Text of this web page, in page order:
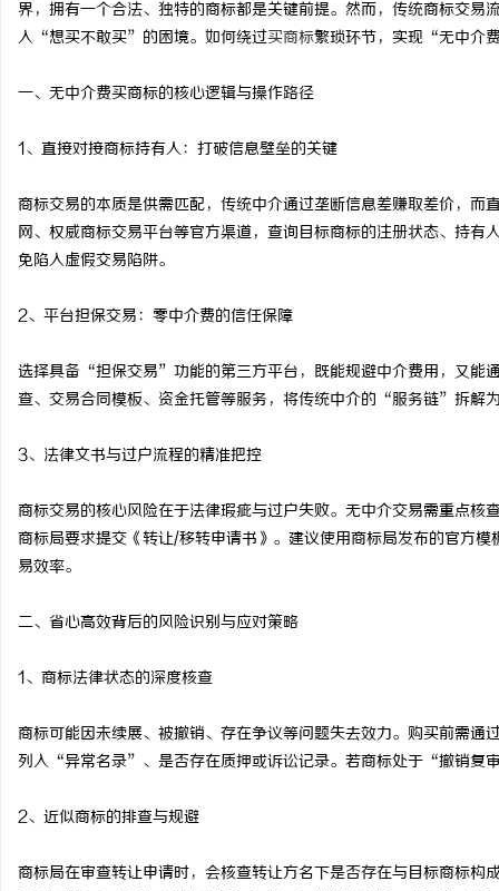
界，拥有一个合法、独特的商标都是关键前提。然而，传统商标交
入“想买不敢买”的困境。如何绕过买商标繁琐环节，实现“无中介
一、无中介费买商标的核心逻辑与操作路径
1、直接对接商标持有人：打破信息壁垒的关键
商标交易的本质是供需匹配，传统中介通过垄断信息差赚取差价，
网、权威商标交易平台等官方渠道，查询目标商标的注册状态、持
免陷入虚假交易陷阱。
2、平台担保交易：零中介费的信任保障
选择具备“担保交易”功能的第三方平台，既能规避中介费用，又能
查、交易合同模板、资金托管等服务，将传统中介的“服务链”拆解
3、法律文书与过户流程的精准把控
商标交易的核心风险在于法律瑕疵与过户失败。无中介交易需重点
商标局要求提交《转让/移转申请书》。建议使用商标局发布的官方
易效率。
二、省心高效背后的风险识别与应对策略
1、商标法律状态的深度核查
商标可能因未续展、被撤销、存在争议等问题失去效力。购买前需
列入“异常名录”、是否存在质押或诉讼记录。若商标处于“撤销
2、近似商标的排查与规避
商标局在审查转让申请时，会核查转让方名下是否存在与目标商标
贝净 AC 国际医疗实验